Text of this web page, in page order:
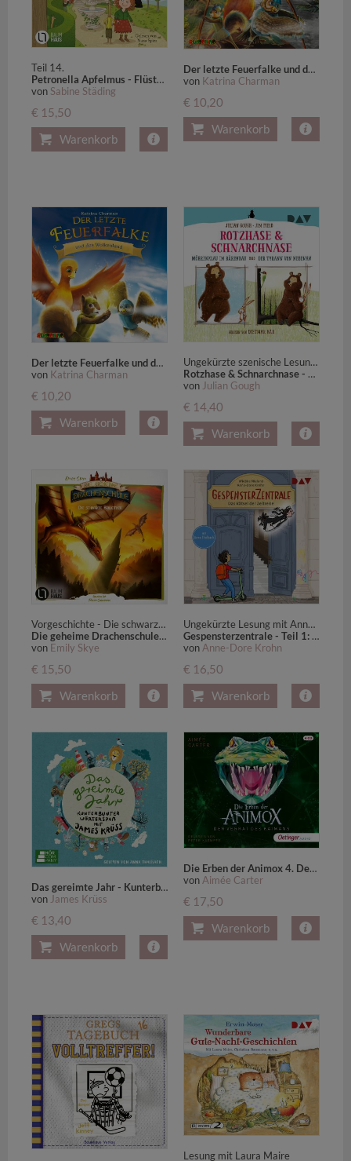
Teil 14.
Petronella Apfelmus - Flüsterhaus und Schlangenhaar,2 Audio-CD
von Sabine Städing
€ 15,50
Warenkorb
Der letzte Feuerfalke und das Silbermoor
von Katrina Charman
€ 10,20
Warenkorb
Der letzte Feuerfalke und das Wolkenland
von Katrina Charman
€ 10,20
Warenkorb
Ungekürzte szenische Lesungen mit Musik mit Dietmar Bär (1 CD)
Rotzhase & Schnarchnase - Möhrenklau im Bärenbau und Der Tyrann von nebenan,1 Audio-CD
von Julian Gough
€ 14,40
Warenkorb
Vorgeschichte - Die schwarze B
Die geheime Drachenschule - Die schwarze Bibliothek,2 Audio-CD
von Emily Skye
€ 15,50
Warenkorb
Ungekürzte Lesung mit Anna Thalbach (2 CDs)
Gespensterzentrale - Teil 1: Das Rätsel der Zeitreise,2 Audio-CD
vonAnne-Dore Krohn
€ 16,50
Warenkorb
Das gereimte Jahr - Kunterbunter Wörterspaß mit James Krüss,2 Audio-CD
von James Krüss
€ 13,40
Warenkorb
Die Erben der Animox 4. Der Verrat des Kaimans,4 Audio-CD
von Aimée Carter
€ 17,50
Warenkorb
Lesung mit Laura Maire